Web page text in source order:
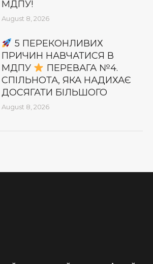
МДПУ!
August 8, 2026
5 ПЕРЕКОНЛИВИХ
ПРИЧИН НАВЧАТИСЯ В
МДПУ
ПЕРЕВАГА №4.
СПІЛЬНОТА, ЯКА НАДИХАЄ
ДОСЯГАТИ БІЛЬШОГО
August 8, 2026